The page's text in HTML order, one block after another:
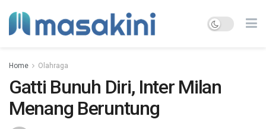
Home Olahraga
Gatti Bunuh Diri, Inter Milan
Menang Beruntung